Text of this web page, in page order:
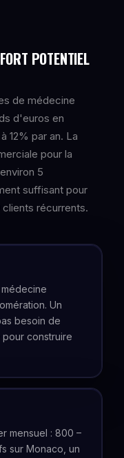
POTENTIEL
de médecine
d'euros en
12% par an. La
pour la
5
suffisant pour
récurrents.
Un
besoin de
construire
mensuel : 800 –
sur Monaco, un